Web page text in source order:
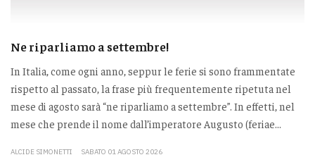
Ne riparliamo a settembre!
In Italia, come ogni anno, seppur le ferie si sono frammentate
rispetto al passato, la frase più frequentemente ripetuta nel
mese di agosto sarà “ne riparliamo a settembre”. In effetti, nel
mese che prende il nome dall’imperatore Augusto (feriae...
ALCIDE SIMONETTI SABATO 01 AGOSTO 2026